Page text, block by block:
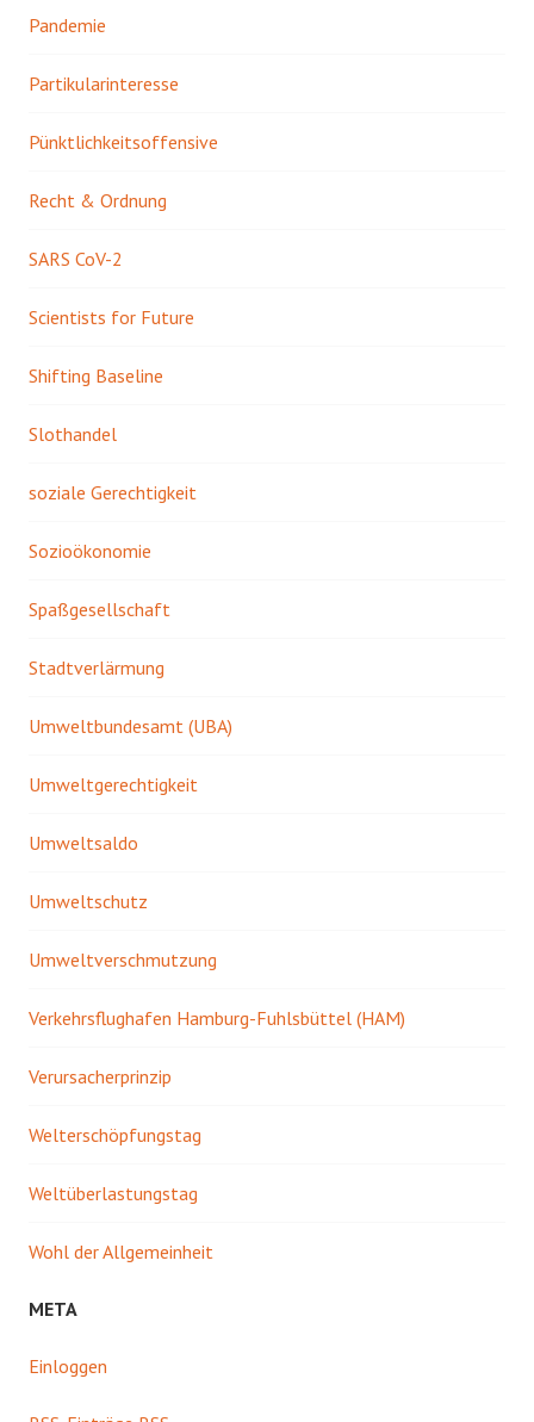
Pandemie
Partikularinteresse
Pünktlichkeitsoffensive
Recht & Ordnung
SARS CoV-2
Scientists for Future
Shifting Baseline
Slothandel
soziale Gerechtigkeit
Sozioökonomie
Spaßgesellschaft
Stadtverlärmung
Umweltbundesamt (UBA)
Umweltgerechtigkeit
Umweltsaldo
Umweltschutz
Umweltverschmutzung
Verkehrsflughafen Hamburg-Fuhlsbüttel (HAM)
Verursacherprinzip
Welterschöpfungstag
Weltüberlastungstag
Wohl der Allgemeinheit
META
Einloggen